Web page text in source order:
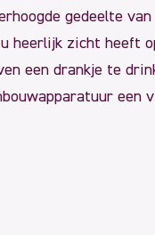
gedeelte
heerlijk zicht
een drankje te